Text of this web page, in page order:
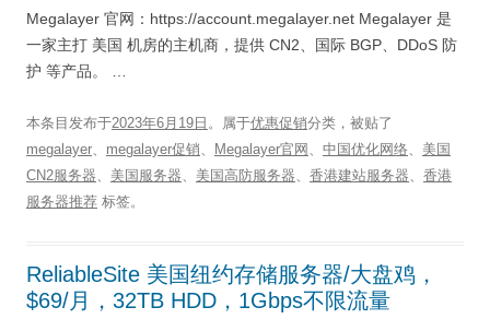
Megalayer 官网：https://account.megalayer.net Megalayer 是
一家主打 美国 机房的主机商，提供 CN2、国际 BGP、DDoS 防
护 等产品。 …
本条目发布于2023年6月19日 。属于优惠促销分类，被贴了
megalayer、 megalayer促销、 Megalayer官网 、 中国优化网络、 美国
CN2服务器、 美国服务器、 美国高防服务器、 香港建站服务器、 香港
服务器推荐 标签。
ReliableSite 美国纽约存储服务器/大盘鸡，
$69/月，32TB HDD，1Gbps不限流量